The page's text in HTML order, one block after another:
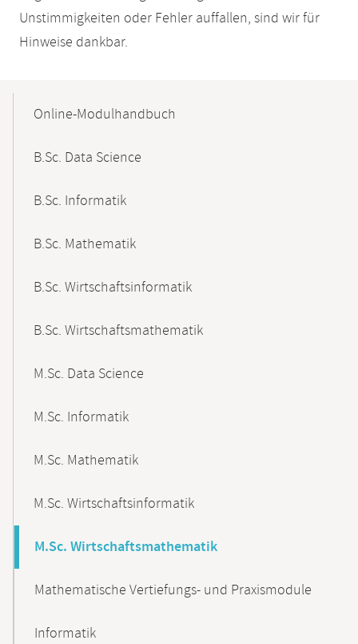
Unstimmigkeiten oder Fehler auffallen, sind wir für
Hinweise dankbar.
NavigationOnline-Modulhandbuch
B.Sc. Data Science
B.Sc. Informatik
B.Sc. Mathematik
B.Sc. Wirtschaftsinformatik
B.Sc. Wirtschaftsmathematik
M.Sc. Data Science
M.Sc. Informatik
M.Sc. Mathematik
M.Sc. Wirtschaftsinformatik
M.Sc. Wirtschaftsmathematik
Mathematische Vertiefungs- und Praxismodule
Informatik